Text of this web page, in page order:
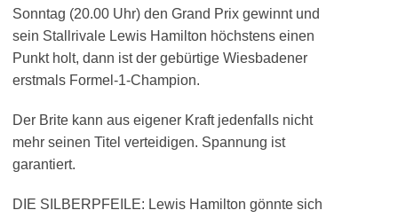
Sonntag (20.00 Uhr) den Grand Prix gewinnt und
sein Stallrivale Lewis Hamilton höchstens einen
Punkt holt, dann ist der gebürtige Wiesbadener
erstmals Formel-1-Champion.
Der Brite kann aus eigener Kraft jedenfalls nicht
mehr seinen Titel verteidigen. Spannung ist
garantiert.
DIE SILBERPFEILE: Lewis Hamilton gönnte sich